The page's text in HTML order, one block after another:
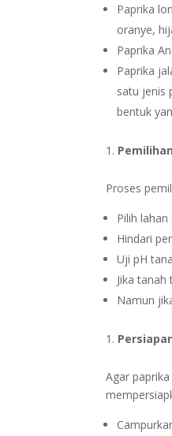
Paprika
oranye,
Paprika
Paprika
satu jenis
bentuk
Proses
Pilih
Hindari
Uji pH
Jika
Namun
Agar